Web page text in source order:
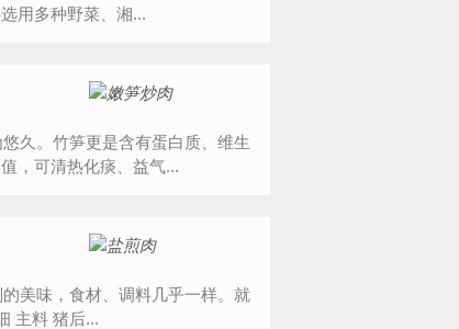
用多种野菜、湘...
，可清热化痰、益气...
是烹制策略有差别，但结果都是色香浓郁、垂涎欲滴。” 食材明细 主料 猪后...